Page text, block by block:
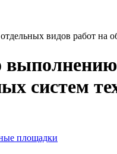
видов работ на
систем
площадки